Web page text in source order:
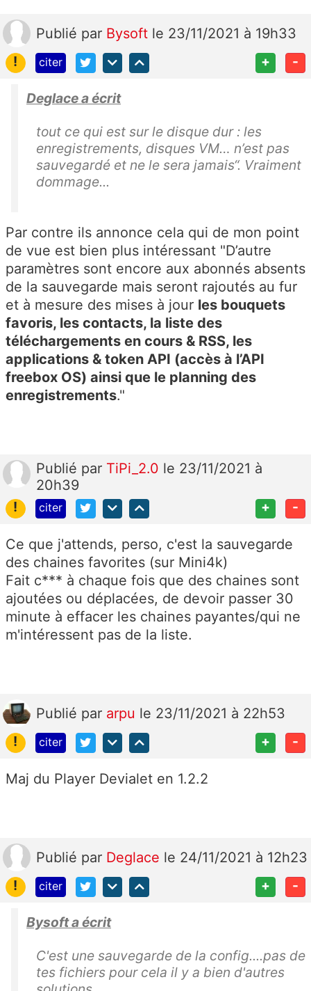
Publié par Bysoft le 23/11/2021 à 19h33
!
citer + -
Deglace a écrit
tout ce qui est sur le disque dur : les
enregistrements, disques VM… n’est pas
sauvegardé et ne le sera jamais“. Vraiment
dommage...
Par contre ils annonce cela qui de mon point
de vue est bien plus intéressant "D’autre
paramètres sont encore aux abonnés absents
de la sauvegarde mais seront rajoutés au fur
et à mesure des mises à jour les bouquets
favoris, les contacts, la liste des
téléchargements en cours & RSS, les
applications & token API (accès à l’API
freebox OS) ainsi que le planning des
enregistrements."
Publié par TiPi_2.0 le 23/11/2021 à
20h39
!
citer + -
Ce que j'attends, perso, c'est la sauvegarde
des chaines favorites (sur Mini4k)
Fait c*** à chaque fois que des chaines sont
ajoutées ou déplacées, de devoir passer 30
minute à effacer les chaines payantes/qui ne
m'intéressent pas de la liste.
Publié par arpu le 23/11/2021 à 22h53
!
citer + -
Maj du Player Devialet en 1.2.2
Publié par Deglace le 24/11/2021 à 12h23
!
citer + -
Bysoft a écrit
C'est une sauvegarde de la config....pas de
tes fichiers pour cela il y a bien d'autres